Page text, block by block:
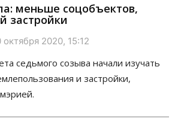
меньше соцобъектов,
застройки
октября 2020, 15:12
седьмого созыва начали изучать
и застройки,